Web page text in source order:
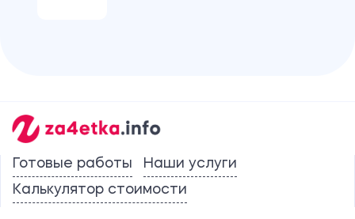
Готовые работы
Наши услуги
Калькулятор стоимости